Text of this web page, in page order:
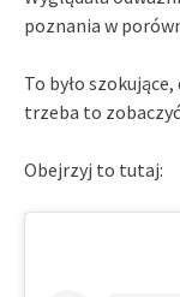
poznania w
To było
trzeba to
Obejrzyj to tutaj: